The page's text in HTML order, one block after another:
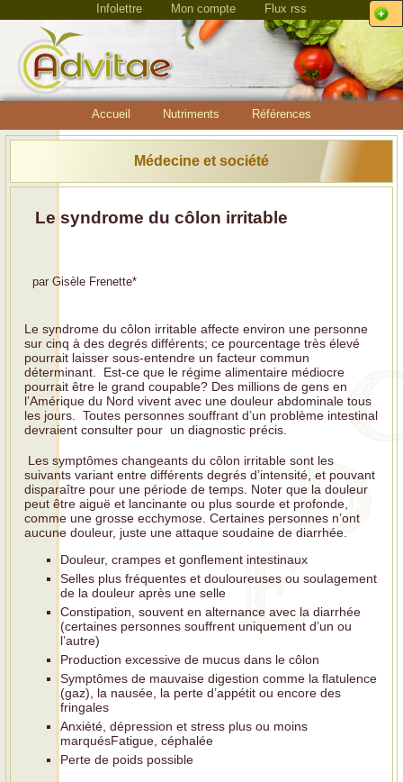
Infolettre Mon compte Flux rss
Accueil Nutriments Références
Médecine et société
Le syndrome du côlon irritable
par Gisèle Frenette*
Le syndrome du côlon irritable affecte environ une personne
sur cinq à des degrés différents; ce pourcentage très élevé
pourrait laisser sous-entendre un facteur commun
déterminant. Est-ce que le régime alimentaire médiocre
pourrait être le grand coupable? Des millions de gens en
l’Amérique du Nord vivent avec une douleur abdominale tous
les jours. Toutes personnes souffrant d’un problème intestinal
devraient consulter pour un diagnostic précis.
Les symptômes changeants du côlon irritable sont les
suivants variant entre différents degrés d’intensité, et pouvant
disparaître pour une période de temps. Noter que la douleur
peut être aiguë et lancinante ou plus sourde et profonde,
comme une grosse ecchymose. Certaines personnes n’ont
aucune douleur, juste une attaque soudaine de diarrhée.
Douleur, crampes et gonflement intestinaux
Selles plus fréquentes et douloureuses ou soulagement
de la douleur après une selle
Constipation, souvent en alternance avec la diarrhée
(certaines personnes souffrent uniquement d’un ou
l’autre)
Production excessive de mucus dans le côlon
Symptômes de mauvaise digestion comme la flatulence
(gaz), la nausée, la perte d’appétit ou encore des
fringales
Anxiété, dépression et stress plus ou moins
marquésFatigue, céphalée
Perte de poids possible